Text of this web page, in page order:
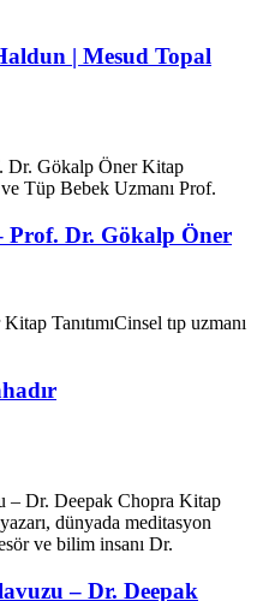
| Mesud Topal
Kitap
Tüp Bebek Uzmanı Prof.
Prof. Dr. Gökalp Öner
Kitap TanıtımıCinsel tıp uzmanı
Kitap
dünyada meditasyon
ve bilim insanı Dr.
– Dr. Deepak